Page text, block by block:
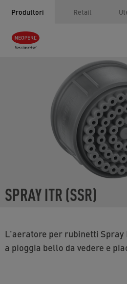
Produttori Retail
SPRAY ITR (SSR)
L'aeratore per rubinetti Spray ITR genera un flusso
a pioggia bello da vedere e